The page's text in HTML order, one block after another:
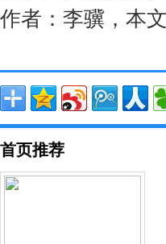
作者：李骥，本
首页推荐